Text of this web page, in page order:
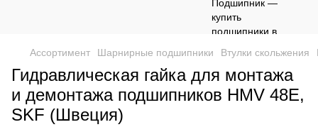
Ассортимент Шарнирные подшипники Втулки скольжения
Гидравлическая гайка для монтажа
и демонтажа подшипников HMV 48E,
SKF (Швеция)